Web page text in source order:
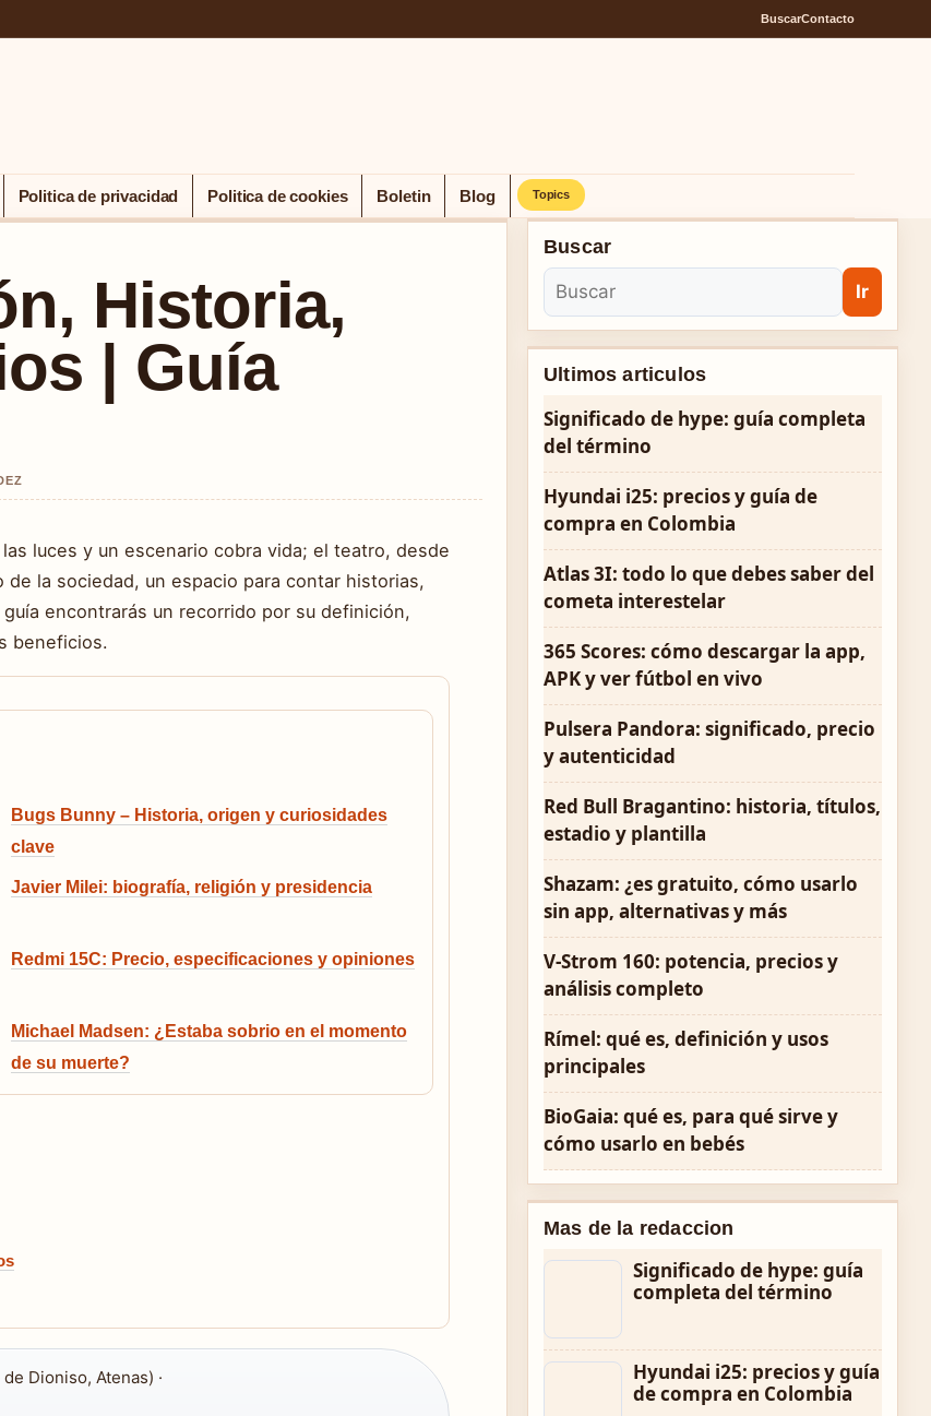
BuscarContacto
Politica de privacidad Politica de cookies Boletin Blog Topics
Historia,
| Guía
luces y un escenario cobra vida; el teatro, desde
la sociedad, un espacio para contar historias,
encontrarás un recorrido por su definición,
beneficios.
Bugs Bunny – Historia, origen y curiosidades
clave
Javier Milei: biografía, religión y presidencia
Redmi 15C: Precio, especificaciones y opiniones
Michael Madsen: ¿Estaba sobrio en el momento
de su muerte?
Dioniso, Atenas) ·
Buscar
Ir
Ultimos articulos
Significado de hype: guía completa
del término
Hyundai i25: precios y guía de
compra en Colombia
Atlas 3I: todo lo que debes saber del
cometa interestelar
365 Scores: cómo descargar la app,
APK y ver fútbol en vivo
Pulsera Pandora: significado, precio
y autenticidad
Red Bull Bragantino: historia, títulos,
estadio y plantilla
Shazam: ¿es gratuito, cómo usarlo
sin app, alternativas y más
V-Strom 160: potencia, precios y
análisis completo
Rímel: qué es, definición y usos
principales
BioGaia: qué es, para qué sirve y
cómo usarlo en bebés
Mas de la redaccion
Significado de hype: guía
completa del término
Hyundai i25: precios y guía
de compra en Colombia